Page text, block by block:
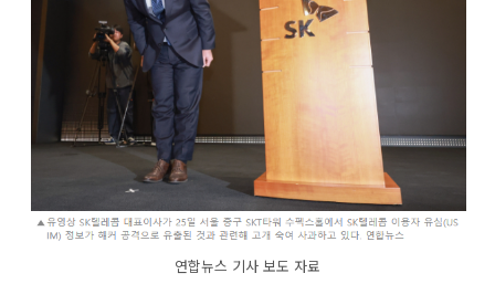
연합뉴스 기사 보도 자료